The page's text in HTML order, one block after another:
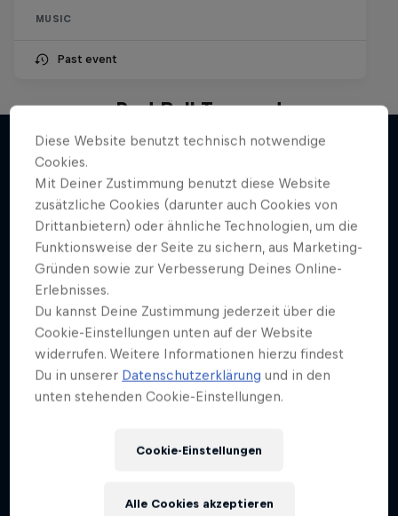
MUSIC
Past event
Mehr davon
Red Bull Trapped
Die Hip-Hop-Escape-Show mit wilden
1 Staffel · 1 Folge
MUSIC
Diese Website benutzt technisch notwendige
Cookies.
Mit Deiner Zustimmung benutzt diese Website
zusätzliche Cookies (darunter auch Cookies von
Drittanbietern) oder ähnliche Technologien, um die
Funktionsweise der Seite zu sichern, aus Marketing-
Gründen sowie zur Verbesserung Deines Online-
Erlebnisses.
Du kannst Deine Zustimmung jederzeit über die
Cookie-Einstellungen unten auf der Website
widerrufen. Weitere Informationen hierzu findest
Du in unserer Datenschutzerklärung und in den
unten stehenden Cookie-Einstellungen.
Cookie-Einstellungen
Alle Cookies akzeptieren